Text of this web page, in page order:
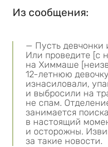
Из сообщения:
— Пусть девчонки
Или проведите [с
на Химмаше
12-летнюю
изнасиловали,
и выбросили на
не спам.
занимается
в настоящий
и осторожны.
за такие новости.